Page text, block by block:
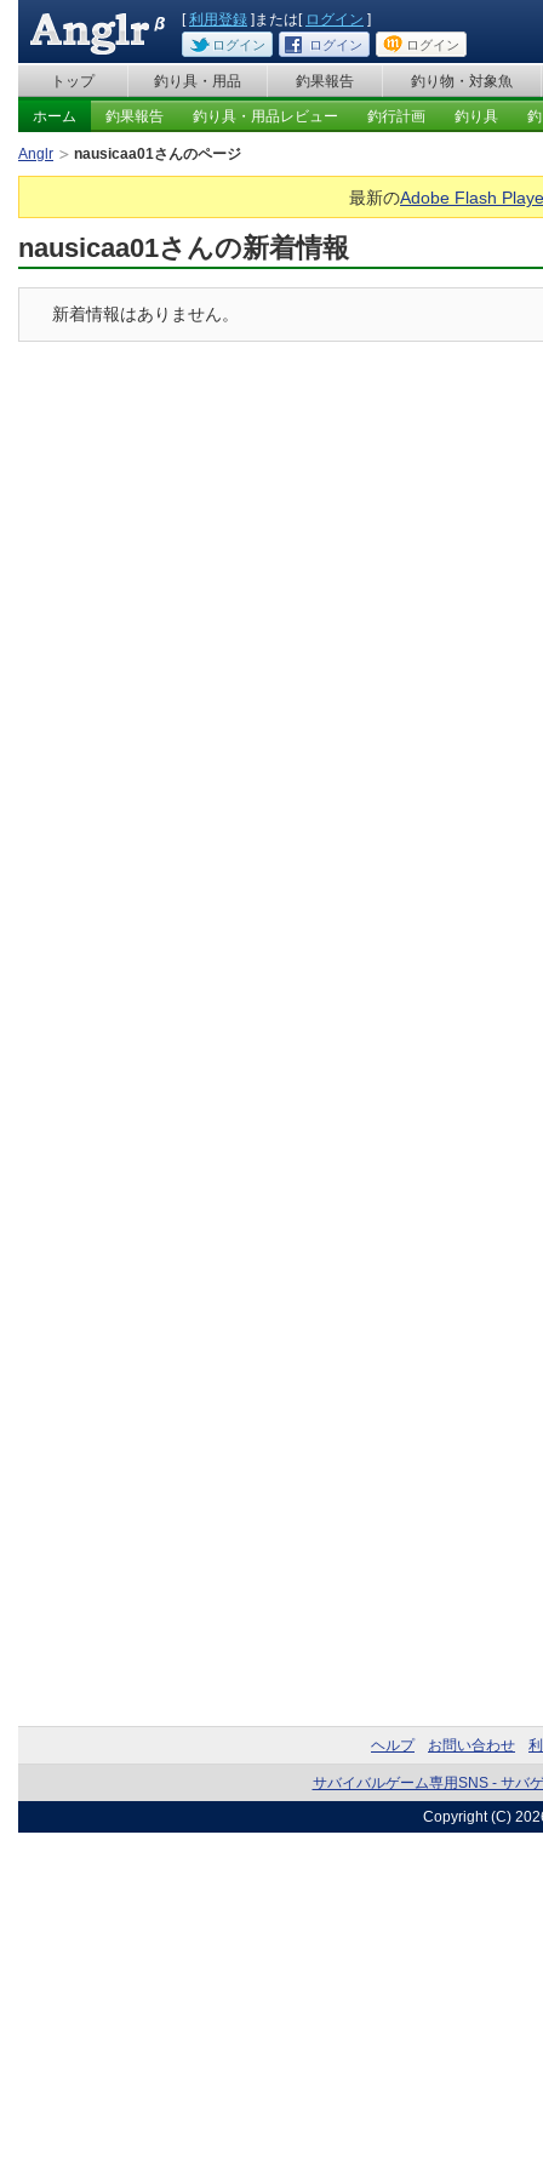
[利用登録 ]または[ ログイン ]
ログイン ログイン ログイン
トップ 釣り具・用品 釣果報告 釣り物・対象魚
ホーム 釣果報告 釣り具・用品レビュー 釣行計画 釣り具
Anglr nausicaa01さんのページ
最新のAdobe Flash
nausicaa01さんの新着情報
新着情報はありません。
ヘルプ お問い合わせ
サバイバルゲーム専用SNS - サバ
Copyright (C)